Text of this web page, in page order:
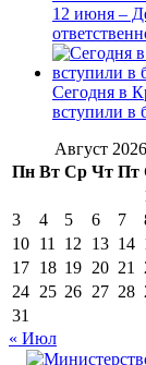
12 июня –
Сегодня в
вступили в
Август 2026
Пн Вт Ср Чт Пт
3
4 5 6 7
10 11 12 13 14
17 18 19 20 21
24 25 26 27 28
31
« Июл